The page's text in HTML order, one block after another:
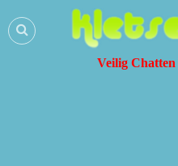
Veilig Chatten